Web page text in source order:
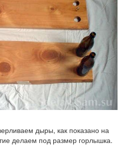
дыры, как показано на
делаем под размер горлышка.